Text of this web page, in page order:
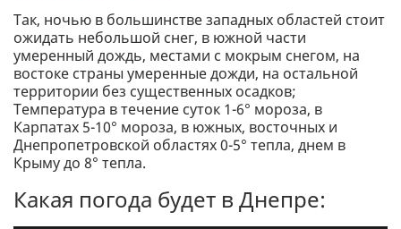
Так, ночью в большинстве западных областей стоит
ожидать небольшой снег, в южной части
умеренный дождь, местами с мокрым снегом, на
востоке страны умеренные дожди, на остальной
территории без существенных осадков;
Температура в течение суток 1-6° мороза, в
Карпатах 5-10° мороза, в южных, восточных и
Днепропетровской областях 0-5° тепла, днем в
Крыму до 8° тепла.
Какая погода будет в Днепре: